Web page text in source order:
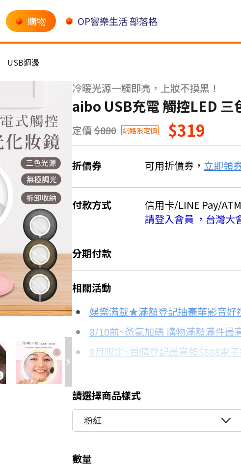
購物 OP響樂生活 部落格
USB週邊
3.7折
冷暖光源一觸即亮，上妝不摸黑！
aibo USB充電 觸控LED 三
定價 $880 網路限定價 $319
折價券 可用折價券， 立即領
付款方式
信用卡/LINE Pay/ATM
請登入會員 ，台灣大
分期付款
＊實際可分期數、適用利率，請以購
信用卡分期
分期數
3期
12期
每期金額
$113
$28
相關活動
娛樂滿載★滿額登記抽豪華影音好
8/10前~爸氣加碼 購物滿額滿件最
8月限定~首購登記最高領$888電
更多信用卡分期0利率滿額享回饋
電視降到底破盤
請選擇商品樣式
粉紅
數量